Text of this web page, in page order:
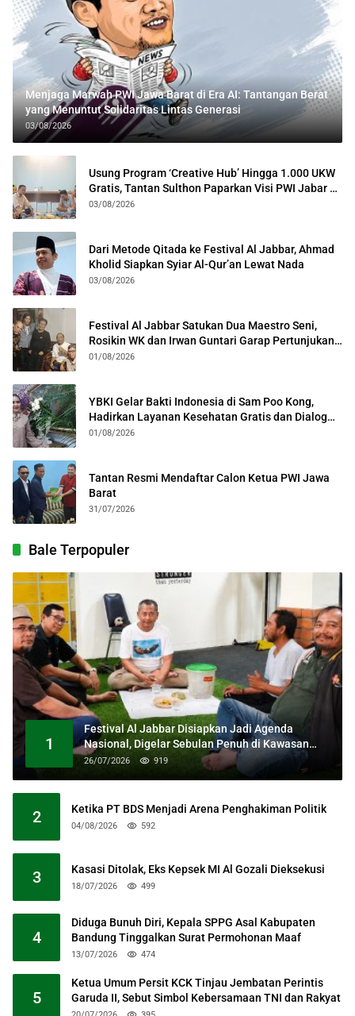
Menjaga Marwah PWI Jawa Barat di Era AI: Tantangan Berat
yang Menuntut Solidaritas Lintas Generasi
03/08/2026
Usung Program ‘Creative Hub’ Hingga 1.000 UKW
Gratis, Tantan Sulthon Paparkan Visi PWI Jabar di
Kota Bogor
03/08/2026
Dari Metode Qitada ke Festival Al Jabbar, Ahmad
Kholid Siapkan Syiar Al-Qur’an Lewat Nada
03/08/2026
Festival Al Jabbar Satukan Dua Maestro Seni,
Rosikin WK dan Irwan Guntari Garap Pertunjukan
Kolosal
01/08/2026
YBKI Gelar Bakti Indonesia di Sam Poo Kong,
Hadirkan Layanan Kesehatan Gratis dan Dialog
Kebangsaan
01/08/2026
Tantan Resmi Mendaftar Calon Ketua PWI Jawa
Barat
31/07/2026
Bale Terpopuler
1
Festival Al Jabbar Disiapkan Jadi Agenda
Nasional, Digelar Sebulan Penuh di Kawasan
Masjid Raya Al Jabbar
26/07/2026 919
2 Ketika PT BDS Menjadi Arena Penghakiman Politik
04/08/2026 592
3 Kasasi Ditolak, Eks Kepsek MI Al Gozali Dieksekusi
18/07/2026 499
4
Diduga Bunuh Diri, Kepala SPPG Asal Kabupaten
Bandung Tinggalkan Surat Permohonan Maaf
13/07/2026 474
5
Ketua Umum Persit KCK Tinjau Jembatan Perintis
Garuda II, Sebut Simbol Kebersamaan TNI dan Rakyat